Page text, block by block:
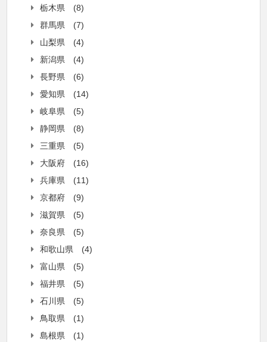
栃木県
(8)
群馬県
(7)
山梨県
(4)
新潟県
(4)
長野県
(6)
愛知県
(14)
岐阜県
(5)
静岡県
(8)
三重県
(5)
大阪府
(16)
兵庫県
(11)
京都府
(9)
滋賀県
(5)
奈良県
(5)
和歌山県
(4)
富山県
(5)
福井県
(5)
石川県
(5)
鳥取県
(1)
島根県
(1)